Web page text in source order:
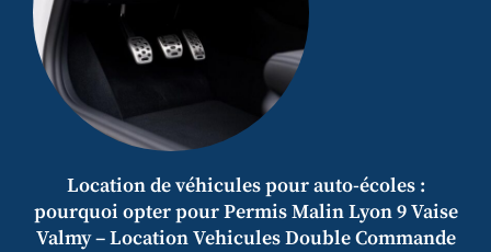
Location de véhicules pour auto-écoles :
pourquoi opter pour Permis Malin Lyon 9 Vaise
Valmy – Location Vehicules Double Commande